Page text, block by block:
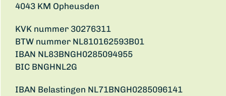
4043 KM Opheusden
KVK nummer 30276311
BTW nummer NL810162593B01
IBAN NL83BNGH0285094955
BIC BNGHNL2G
IBAN Belastingen NL71BNGH0285096141